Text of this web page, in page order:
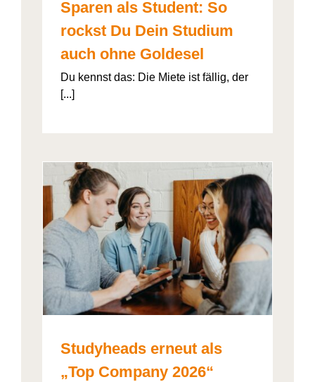
Sparen als Student: So
rockst Du Dein Studium
auch ohne Goldesel
Du kennst das: Die Miete ist fällig, der
[...]
Studyheads erneut als
„Top Company 2026“